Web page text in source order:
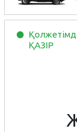
ҚАЗІР